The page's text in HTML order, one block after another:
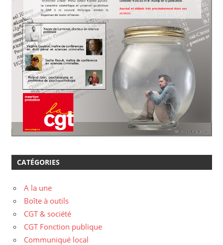
CATÉGORIES
A la une
Boîte à outils
CGT & société
CGT Fonction publique
Communiqué local